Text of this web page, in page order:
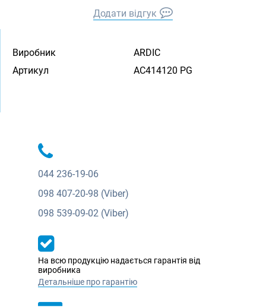
Додати відгук
Виробник
ARDIC
Артикул
AC414120 PG
044 236-19-06
098 407-20-98 (Viber)
098 539-09-02 (Viber)
На всю продукцію надається гарантія від
виробника
Детальніше про гарантію